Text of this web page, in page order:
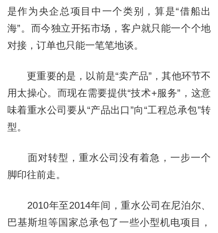
是作为央企总项目中一个类别，算是“借船出
海”。而今独立开拓市场，客户就只能一个个地
对接，订单也只能一笔笔地谈。
更重要的是，以前是“卖产品”，其他环节不
用太操心。而现在需要提供“技术+服务”，这意
味着重水公司要从“产品出口”向“工程总承包”转
型。
面对转型，重水公司没有着急，一步一个
脚印往前走。
2010年至2014年间，重水公司在尼泊尔、
巴基斯坦等国家总承包了一些小型机电项目，